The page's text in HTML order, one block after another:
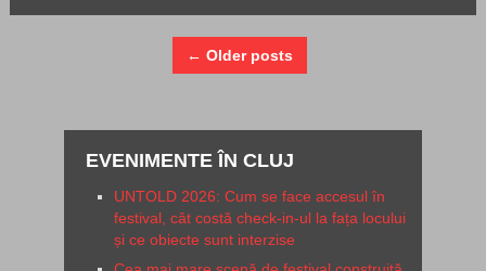
← Older posts
EVENIMENTE ÎN CLUJ
UNTOLD 2026: Cum se face accesul în
festival, cât costă check-in-ul la fața locului
și ce obiecte sunt interzise